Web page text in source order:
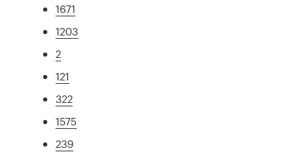
1671
1203
2
121
322
1575
239